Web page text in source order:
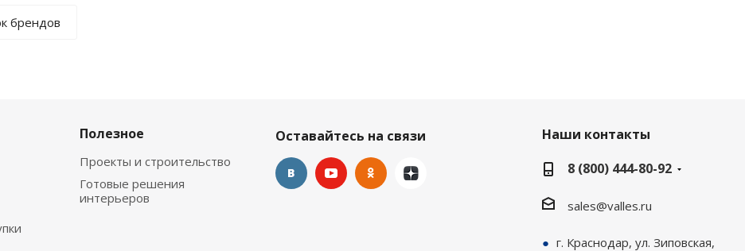
брендов
Полезное
Проекты и строительство
Готовые решения
интерьеров
Оставайтесь на связи
Наши контакты
8 (800) 444-80-92
sales@valles.ru
г. Краснодар, ул. Зиповская,